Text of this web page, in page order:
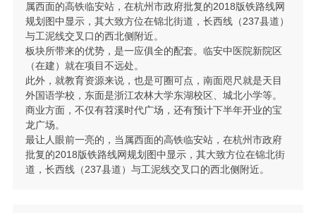
属西面的高铁临安站，在杭州市政府批复的2018版铁路线网
规划图中显示，其大致方位在锦北街道，长西线（237县道）
与工泥线交叉口的西北侧附近。
板块所带来的优势，是一应俱全的配套。临安中医院新院区
（在建）就在项目不远处。
此外，就教育资源来说，也是可圈可点，南面咫尺就是天目
外国语学校，东面是浙江农林大学东湖校区、城北小学等。
商业方面，不仅有苕溪时代广场，还有预计下半年开业的宝
龙广场。
最让人眼前一亮的，当属西面的高铁临安站，在杭州市政府
批复的2018版铁路线网规划图中显示，其大致方位在锦北街
道，长西线（237县道）与工泥线交叉口的西北侧附近。